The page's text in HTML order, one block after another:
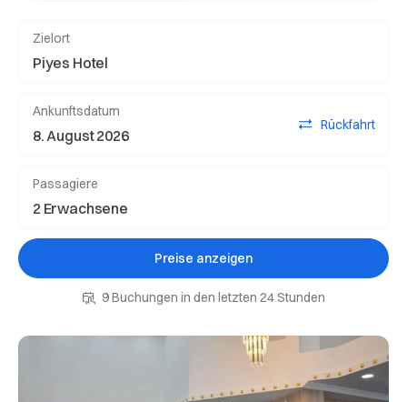
Zielort
Ankunftsdatum
Rückfahrt
Passagiere
Preise anzeigen
9 Buchungen in den letzten 24 Stunden